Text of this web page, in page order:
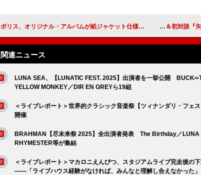
ポリス、オリジナル・アルバムが紙ジャケット仕様で全世界同時発売
関連ニュース
LUNA SEA、【LUNATIC FEST. 2025】出演者を一挙公開
YELLOW MONKEY／DIR EN GREYら19組
＜ライブレポート＞世界的クラシック音楽祭【ツィナンダリ・フェ
開催
BRAHMAN【尽未来祭 2025】全出演者発表 The Birthday／LUNA
RHYMESTER等が集結
＜ライブレポート＞マカロニえんぴつ、スタジアムライブ完走後の
――「ライブハウス経験がなければ、みんなと理解し合えなかった」